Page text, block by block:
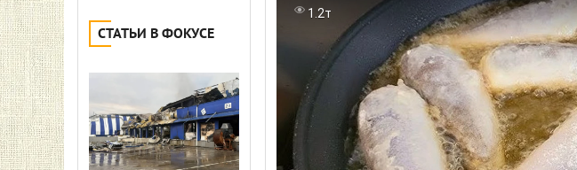
СТАТЬИ В ФОКУСЕ
1.2т